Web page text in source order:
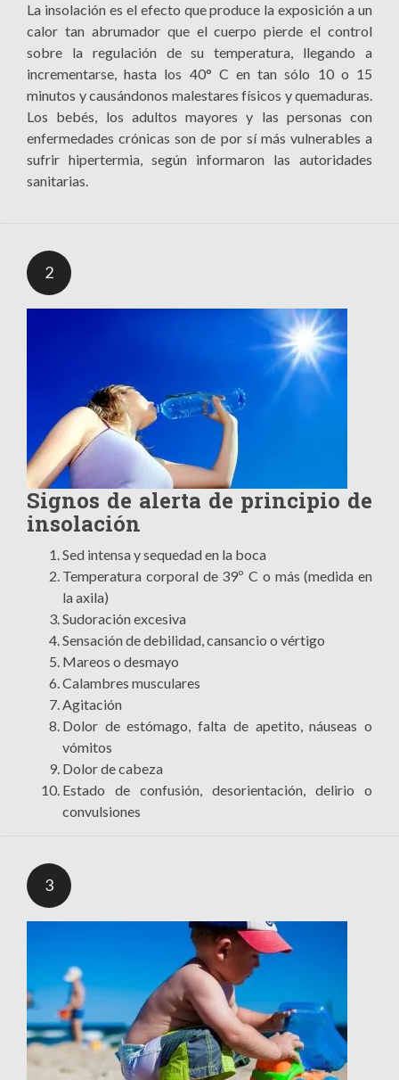
La insolación es el efecto que produce la exposición a un
calor tan abrumador que el cuerpo pierde el control
sobre la regulación de su temperatura, llegando a
incrementarse, hasta los 40° C en tan sólo 10 o 15
minutos y causándonos malestares físicos y quemaduras.
Los bebés, los adultos mayores y las personas con
enfermedades crónicas son de por sí más vulnerables a
sufrir hipertermia, según informaron las autoridades
sanitarias.
2
Signos de alerta de principio de
insolación
Sed intensa y sequedad en la boca
Temperatura corporal de 39º C o más (medida en
la axila)
Sudoración excesiva
Sensación de debilidad, cansancio o vértigo
Mareos o desmayo
Calambres musculares
Agitación
Dolor de estómago, falta de apetito, náuseas o
vómitos
Dolor de cabeza
Estado de confusión, desorientación, delirio o
convulsiones
3